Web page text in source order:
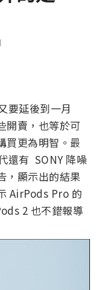
要延後到一月
開賣，也等於可
買更為明智。最
還有 SONY 降噪
，顯示出的結果
AirPods Pro 的
2 也不錯報導